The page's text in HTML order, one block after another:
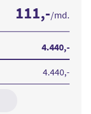
111,-/md.
4.440,-
4.440,-